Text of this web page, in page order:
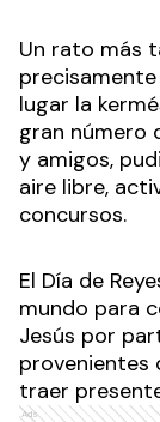
Un rato más
lugar la
gran número
y amigos,
aire libre,
concursos.
El Día de
mundo para
Jesús por
provenientes
traer
Ads